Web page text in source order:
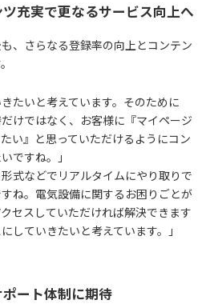
充実で更なるサービス向上へ
、さらなる登録率の向上とコンテン
たいと考えています。そのために
けではなく、お客様に『マイページ
い』と思っていただけるようにコン
ですね。」
式などでリアルタイムにやり取りで
ね。電気設備に関するお困りごとが
セスしていただければ解決できます
していきたいと考えています。」
ート体制に期待